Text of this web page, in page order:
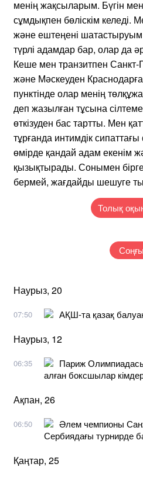
менің жақсыларым. Бүгін
сұмдықпен бөліскім келеді.
және ештеңені шатастыруым
түрлі адамдар бар, олар да
Кеше мен транзитпен Санкт-
және Мәскеуден
пунктінде олар менің
деп жазылған тұсына
өткізуден бас тартты. Мен
тұрғанда интимдік
өмірде қандай адам екенім
қызықтырады. Сонымен
бермей, жағдайды шешуге
Толық
Соңғы
Наурыз, 20
07:50 АҚШ-та қазақ
Наурыз, 12
06:35
Париж
алған боксшылар
Ақпан, 26
06:50
Әлем чемпионы
Сербиядағы турнирде
Қаңтар, 25